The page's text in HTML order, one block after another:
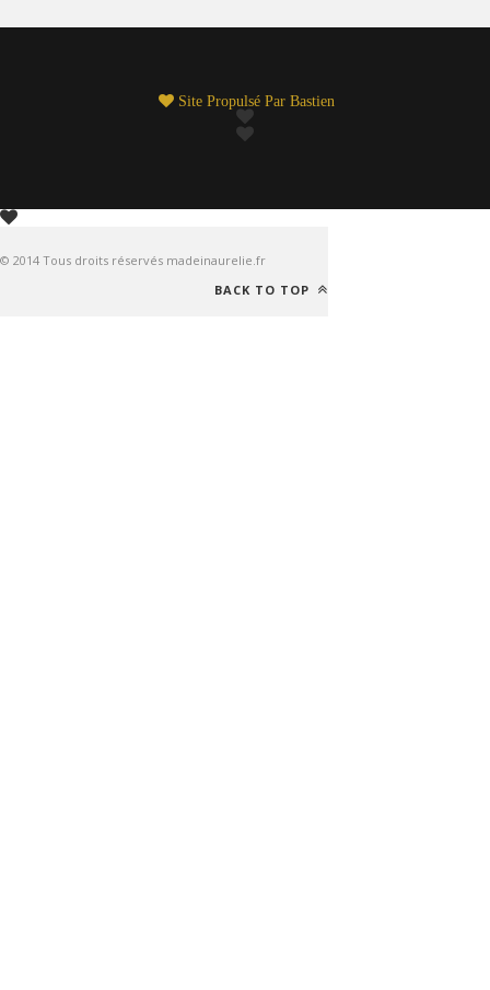
Site Propulsé Par Bastien
© 2014 Tous droits réservés madeinaurelie.fr
BACK TO TOP